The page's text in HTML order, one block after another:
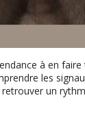
à en
les
retrouver un